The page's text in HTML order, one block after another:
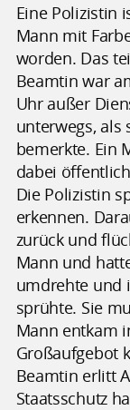
Eine Polizistin
Mann mit
worden. Das
Beamtin war
Uhr außer
unterwegs, als
bemerkte. Ein
dabei
Die Polizistin
erkennen.
zurück und
Mann und
umdrehte und
sprühte. Sie
Mann entkam
Großaufgebot
Beamtin erlitt
Staatsschutz